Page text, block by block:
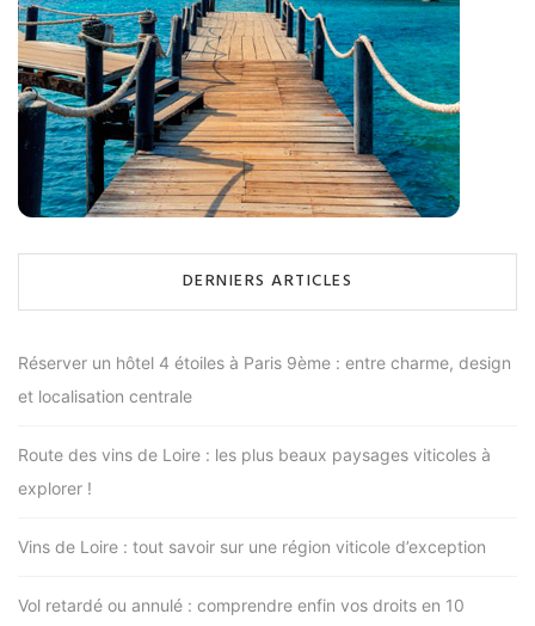
DERNIERS ARTICLES
Réserver un hôtel 4 étoiles à Paris 9ème : entre charme, design
et localisation centrale
Route des vins de Loire : les plus beaux paysages viticoles à
explorer !
Vins de Loire : tout savoir sur une région viticole d’exception
Vol retardé ou annulé : comprendre enfin vos droits en 10